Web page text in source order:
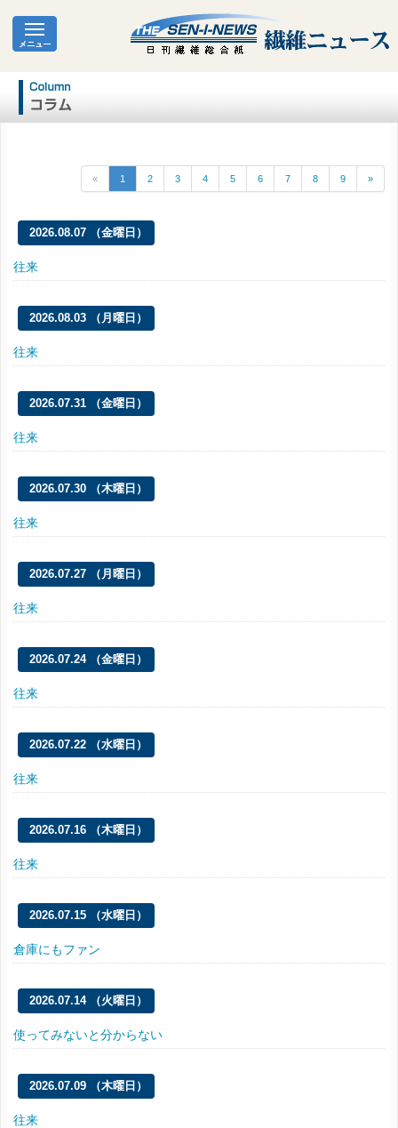
« 1 2 3 4 5 6 7 8 9 »
2026.08.07 （金曜日）
往来
2026.08.03 （月曜日）
往来
2026.07.31 （金曜日）
往来
2026.07.30 （木曜日）
往来
2026.07.27 （月曜日）
往来
2026.07.24 （金曜日）
往来
2026.07.22 （水曜日）
往来
2026.07.16 （木曜日）
往来
2026.07.15 （水曜日）
倉庫にもファン
2026.07.14 （火曜日）
使ってみないと分からない
2026.07.09 （木曜日）
往来